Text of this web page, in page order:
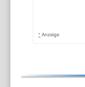
* Anzeige